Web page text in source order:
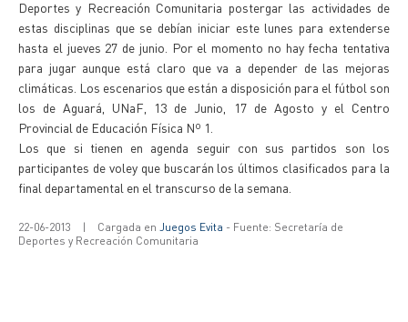
Deportes y Recreación Comunitaria postergar las actividades de
estas disciplinas que se debían iniciar este lunes para extenderse
hasta el jueves 27 de junio. Por el momento no hay fecha tentativa
para jugar aunque está claro que va a depender de las mejoras
climáticas. Los escenarios que están a disposición para el fútbol son
los de Aguará, UNaF, 13 de Junio, 17 de Agosto y el Centro
Provincial de Educación Física Nº 1.
Los que si tienen en agenda seguir con sus partidos son los
participantes de voley que buscarán los últimos clasificados para la
final departamental en el transcurso de la semana.
22-06-2013 | Cargada en Juegos Evita - Fuente: Secretaría de
Deportes y Recreación Comunitaria